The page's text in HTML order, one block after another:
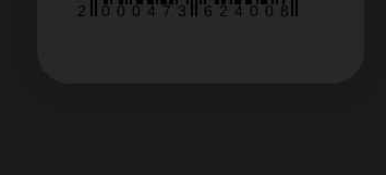
2 0 0 0 4 7 3 6 2 4 0 0 8